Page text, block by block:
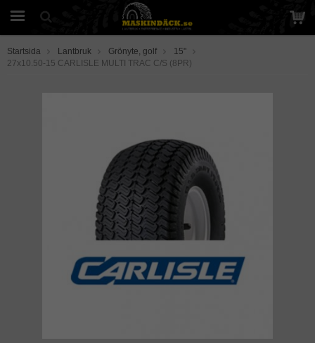
Startsida Lantbruk Grönyte, golf
15"
27x10.50-15 CARLISLE MULTI TRAC C/S (8PR)